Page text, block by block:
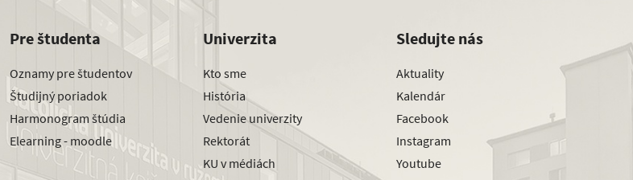
Pre študenta
Oznamy pre študentov
Študijný poriadok
Harmonogram štúdia
Elearning - moodle
Univerzita
Kto sme
História
Vedenie univerzity
Rektorát
KU v médiách
Sledujte nás
Aktuality
Kalendár
Facebook
Instagram
Youtube